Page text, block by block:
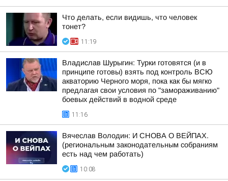
Что делать, если видишь, что человек
тонет?
11:19
Владислав Шурыгин: Турки готовятся (и в
принципе готовы) взять под контроль ВСЮ
акваторию Черного моря, пока как бы мягко
предлагая свои условия по "замораживанию"
боевых действий в водной среде
11:16
Вячеслав Володин: И СНОВА О ВЕЙПАХ.
(региональным законодательным собраниям
есть над чем работать)
10:08